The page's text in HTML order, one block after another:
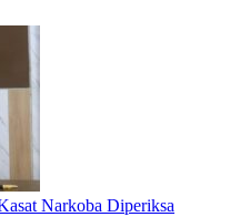
Narkoba Diperiksa